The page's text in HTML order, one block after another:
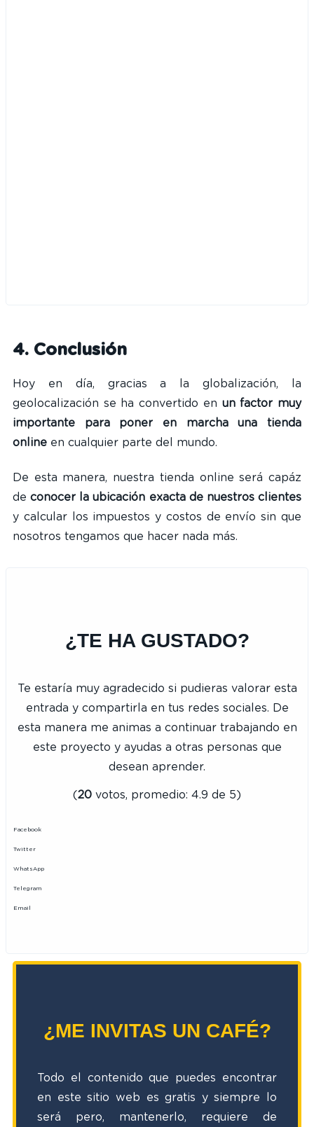
4. Conclusión
Hoy en día, gracias a la globalización, la
geolocalización se ha convertido en un factor muy
importante para poner en marcha una tienda
online en cualquier parte del mundo.
De esta manera, nuestra tienda online será capáz
deconocer la ubicación exacta de nuestros clientes
y calcular los impuestos y costos de envío sin que
nosotros tengamos que hacer nada más.
¿TE HA GUSTADO?
Te estaría muy agradecido si pudieras valorar esta
entrada y compartirla en tus redes sociales. De
esta manera me animas a continuar trabajando en
este proyecto y ayudas a otras personas que
desean aprender.
(20 votos, promedio: 4.9 de 5)
Facebook
Twitter
WhatsApp
Telegram
Email
¿ME INVITAS UN CAFÉ?
Todo el contenido que puedes encontrar
en este sitio web es gratis y siempre lo
será pero, mantenerlo, requiere de